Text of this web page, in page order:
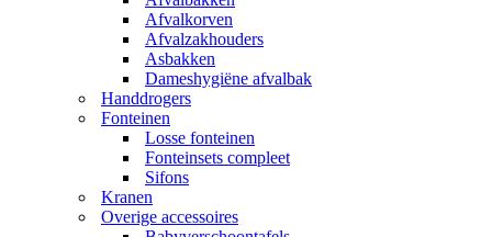
Afvalkorven
Afvalzakhouders
Asbakken
Dameshygiëne afvalbak
Handdrogers
Fonteinen
Losse fonteinen
Fonteinsets compleet
Sifons
Kranen
Overige accessoires